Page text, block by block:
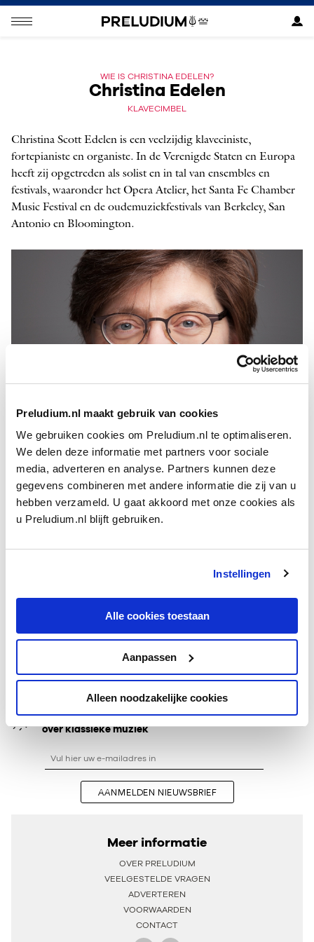
Preludium.nl maakt gebruik van cookies
We gebruiken cookies om Preludium.nl te optimaliseren.
We delen deze informatie met partners voor sociale
media, adverteren en analyse. Partners kunnen deze
gegevens combineren met andere informatie die zij van u
hebben verzameld. U gaat akkoord met onze cookies als
u Preludium.nl blijft gebruiken.
Instellingen
Alle cookies toestaan
Aanpassen
Alleen noodzakelijke cookies
WIE IS CHRISTINA EDELEN?
Christina Edelen
KLAVECIMBEL
Christina Scott Edelen is een veelzijdig klaveciniste,
fortepianiste en organiste. In de Verenigde Staten en Europa
heeft zij opgetreden als solist en in tal van ensembles en
festivals, waaronder het Opera Atelier, het Santa Fe Chamber
Music Festival en de oudemuziekfestivals van Berkeley, San
Antonio en Bloomington.
Christina Edelen
Ze studeerde aan het Indiana University Early Music Institute
en het Koninklijk Conservatorium in Den Haag en was
finalist op Bodky International Competition. Als lerares en
Universiteit van Houston. Christina Edelen is organiste en
Ze speelt regelmatig mee met hetKoninklijk
Concertgebouworkest of met orkestleden tijdens
kamermuziekconcerten.
BIJGEWERKT OP MAANDAG 05 SEPTEMBER 2016
Ontvang één keer per maand onze beste artikelen
over klassieke muziek
AANMELDEN NIEUWSBRIEF
Meer informatie
OVER PRELUDIUM
VEELGESTELDE VRAGEN
ADVERTEREN
VOORWAARDEN
CONTACT